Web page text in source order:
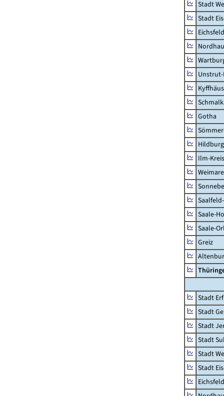
Stadt
Stadt
Eichsfeld
Gotha
Ilm-Kreis
Saale-
Saale-
Greiz
Stadt
Stadt
Stadt
Stadt
Stadt
Stadt
Eichsfeld